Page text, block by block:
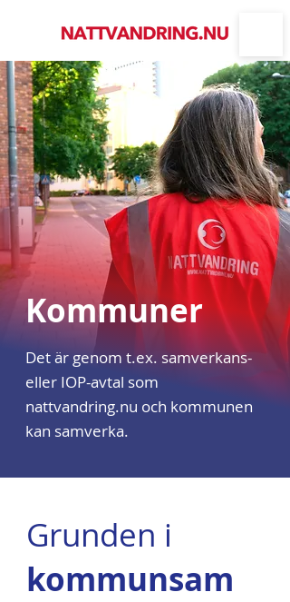
Kommuner
Det är genom t.ex. samverkans-
eller IOP-avtal som
nattvandring.nu och kommunen
kan samverka.
Grunden i
kommunsam